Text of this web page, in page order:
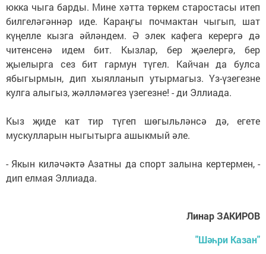
юкка чыга барды. Мине хәтта төркем старостасы итеп
билгеләгәннәр иде. Караңгы почмактан чыгып, шат
күңелле кызга әйләндем. Ә элек кафега керергә дә
читенсенә идем бит. Кызлар, бер җәелергә, бер
җыелырга сез бит гармун түгел. Кайчан да булса
ябыгырмын, дип хыялланып утырмагыз. Үз-үзегезне
кулга алыгыз, жәлләмәгез үзегезне! - ди Эллиада.
Кыз җиде кат тир түгеп шөгыльләнсә дә, егете
мускулларын ныгытырга ашыкмый әле.
- Якын киләчәктә Азатны да спорт залына кертермен, -
дип елмая Эллиада.
Линар ЗАКИРОВ
"Шәһри Казан"